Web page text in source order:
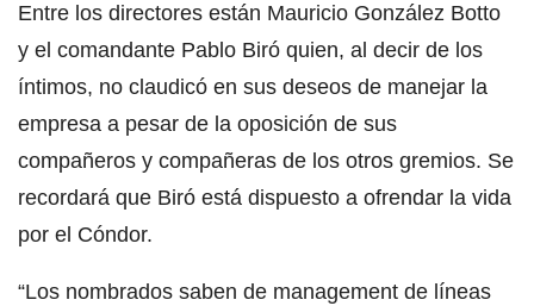
Entre los directores están Mauricio González Botto
y el comandante Pablo Biró quien, al decir de los
íntimos, no claudicó en sus deseos de manejar la
empresa a pesar de la oposición de sus
compañeros y compañeras de los otros gremios. Se
recordará que Biró está dispuesto a ofrendar la vida
por el Cóndor.
“Los nombrados saben de management de líneas